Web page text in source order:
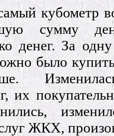
кубометр
сумму
денег. За
было
их
ЖКХ,